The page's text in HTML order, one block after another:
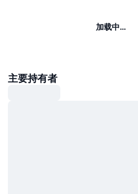
加载中…
主要持有者